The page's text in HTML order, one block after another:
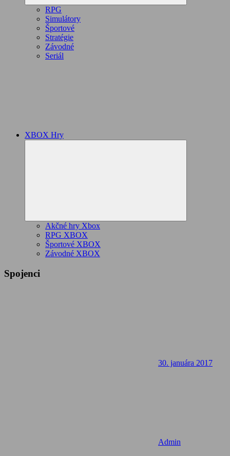
RPG
Simulátory
Športové
Stratégie
Závodné
Seriál
XBOX Hry
Akčné hry Xbox
RPG XBOX
Športové XBOX
Závodné XBOX
Spojenci
30. januára 2017
Admin